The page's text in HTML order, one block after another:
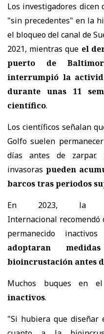
Los investigadores
"sin precedentes" en la
el bloqueo del canal de
2021, mientras que el
puerto de
interrumpió la
durante unas 11
científico.
Los científicos señalan
Golfo suelen
días antes de zarpar.
invasoraspueden
barcos tras periodos
En 2023, la
Internacional recomendó
permanecido
adoptaran
bioincrustación antes
Muchos buques en
inactivos.
"Si hubiera que diseñar